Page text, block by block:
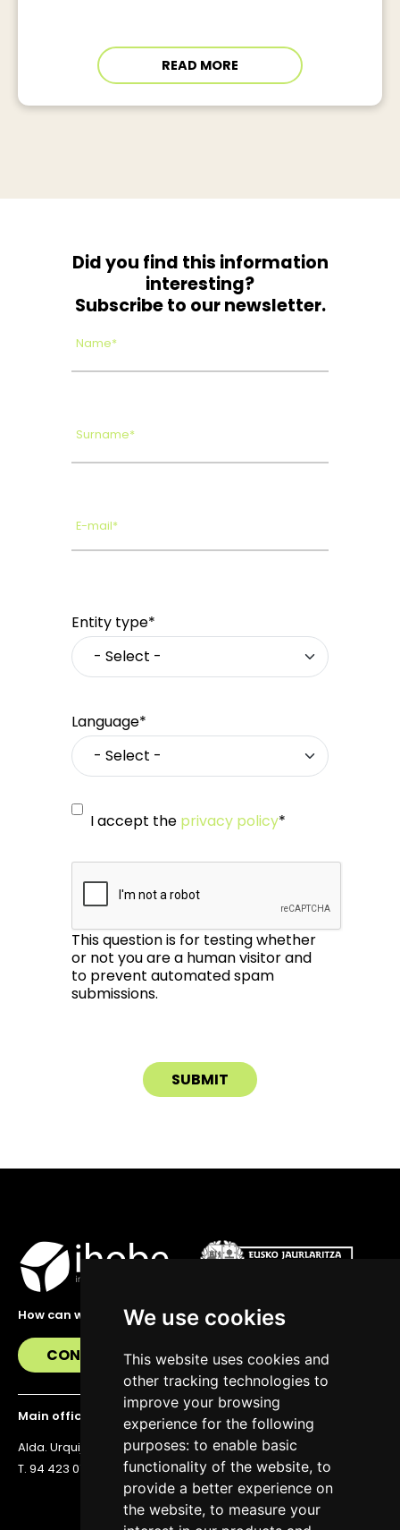
We use cookies
This website uses cookies and
other tracking technologies to
improve your browsing
experience for the following
purposes: to enable basic
functionality of the website, to
provide a better experience on
the website, to measure your
READ MORE
Did you find this information
interesting?
Subscribe to our newsletter.
Name*
Surname*
E-mail*
Entity type*
Language*
I accept the privacy policy*
This question is for testing whether
or not you are a human visitor and
to prevent automated spam
submissions.
How can we help you?
CONTACT US
Main office
Alda. Urquijo 36, 6th floor, 48011 Bilbao
T. 94 423 07 43